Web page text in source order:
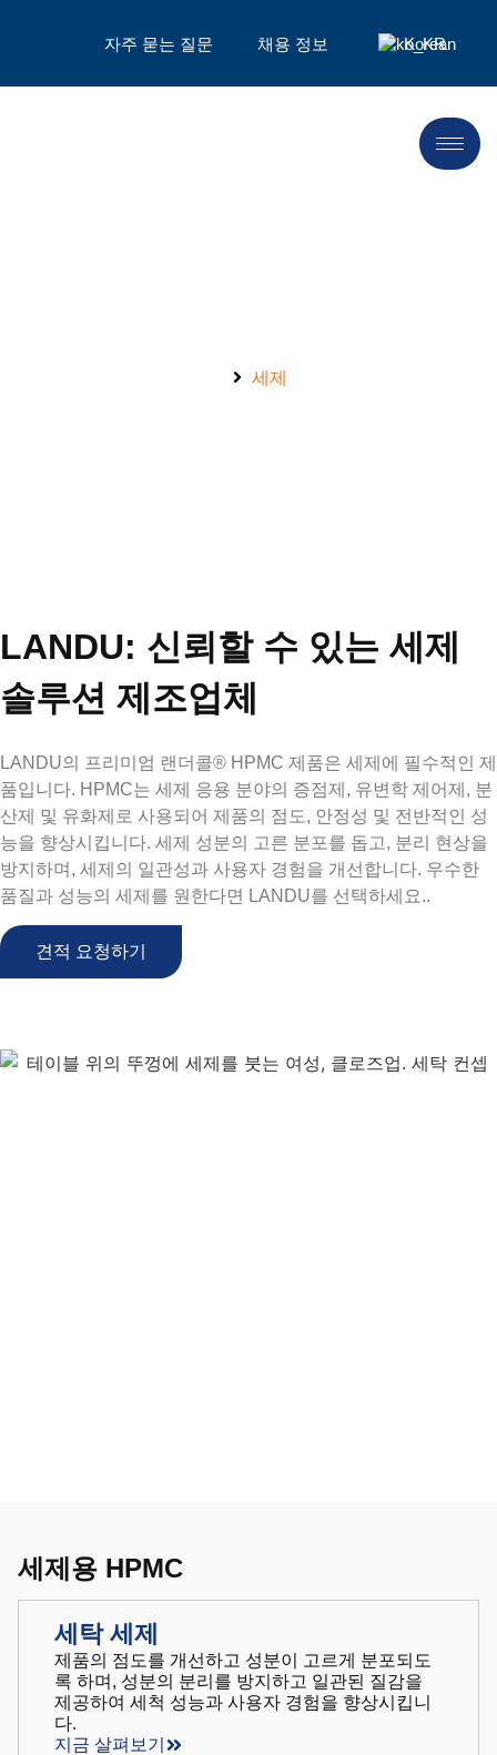
자주 묻는 질문 채용 정보 Korean
세제
LANDU: 신뢰할 수 있는 세제
솔루션 제조업체
LANDU의 프리미엄 랜더콜® HPMC 제품은 세제에 필수적인 제
품입니다. HPMC는 세제 응용 분야의 증점제, 유변학 제어제, 분
산제 및 유화제로 사용되어 제품의 점도, 안정성 및 전반적인 성
능을 향상시킵니다. 세제 성분의 고른 분포를 돕고, 분리 현상을
방지하며, 세제의 일관성과 사용자 경험을 개선합니다. 우수한
품질과 성능의 세제를 원한다면 LANDU를 선택하세요..
견적 요청하기
세제용 HPMC
세탁 세제
제품의 점도를 개선하고 성분이 고르게 분포되도
록 하며, 성분의 분리를 방지하고 일관된 질감을
제공하여 세척 성능과 사용자 경험을 향상시킵니
다.
지금 살펴보기